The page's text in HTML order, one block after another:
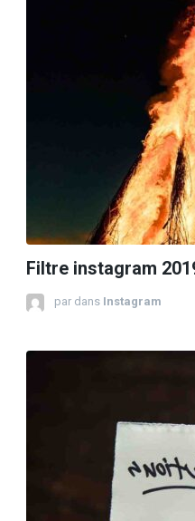
Filtre instagram
par dans Instagram